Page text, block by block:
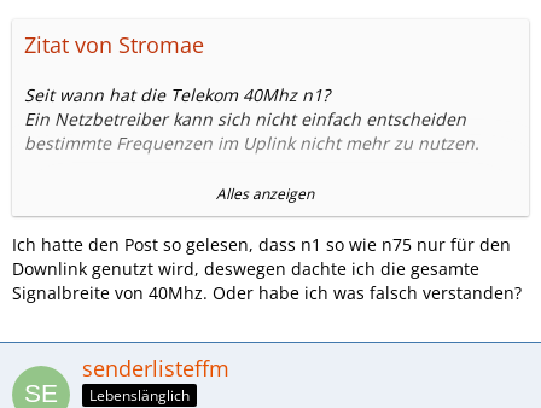
Zitat von Stromae
Seit wann hat die Telekom 40Mhz n1?
Ein Netzbetreiber kann sich nicht einfach entscheiden
bestimmte Frequenzen im Uplink nicht mehr zu nutzen.
Es gibt Supplementary Uplink, dabei kann die Zellen den
Upload auf Zellen Verschieben die besser zu empfangen
sind zb n28, der n1 Uplink wird dann für Endgeräte
reserviert die näher am Mast sind und den n1 Uplink besser
ausnutzen können. Das ganze ist ein Vorteil von 5G SA.
Verfügung steht, sondern nur per CA dazu gebucht werden
kann.
Alles anzeigen
Ich hatte den Post so gelesen, dass n1 so wie n75 nur für den
Downlink genutzt wird, deswegen dachte ich die gesamte
Signalbreite von 40Mhz. Oder habe ich was falsch verstanden?
senderlisteffm
Lebenslänglich